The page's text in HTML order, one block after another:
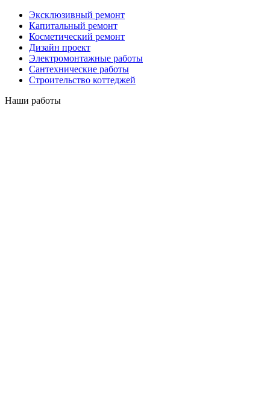
Эксклюзивный ремонт
Капитальный ремонт
Косметический ремонт
Дизайн проект
Электромонтажные работы
Сантехнические работы
Строительство коттеджей
Наши работы